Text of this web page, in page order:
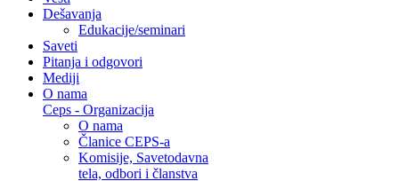
Dešavanja
Edukacije/seminari
Saveti
Pitanja i odgovori
Mediji
O nama
Ceps - Organizacija
O nama
Članice CEPS-a
Komisije, Savetodavna
tela, odbori i članstva